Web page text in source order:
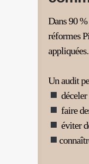
Dans 90
réformes
appliquées.
Un audit
faire
éviter